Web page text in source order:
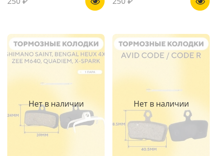
Нет в наличии Нет в наличии